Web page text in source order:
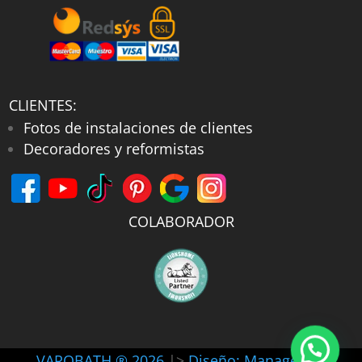
CLIENTES:
Fotos de instalaciones de clientes
Decoradores y reformistas
COLABORADOR